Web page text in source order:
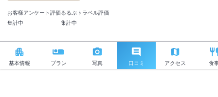
お客様アンケート評価
集計中
るるぶトラベル評価
集計中
基本情報 プラン 写真 口コミ アクセス 食